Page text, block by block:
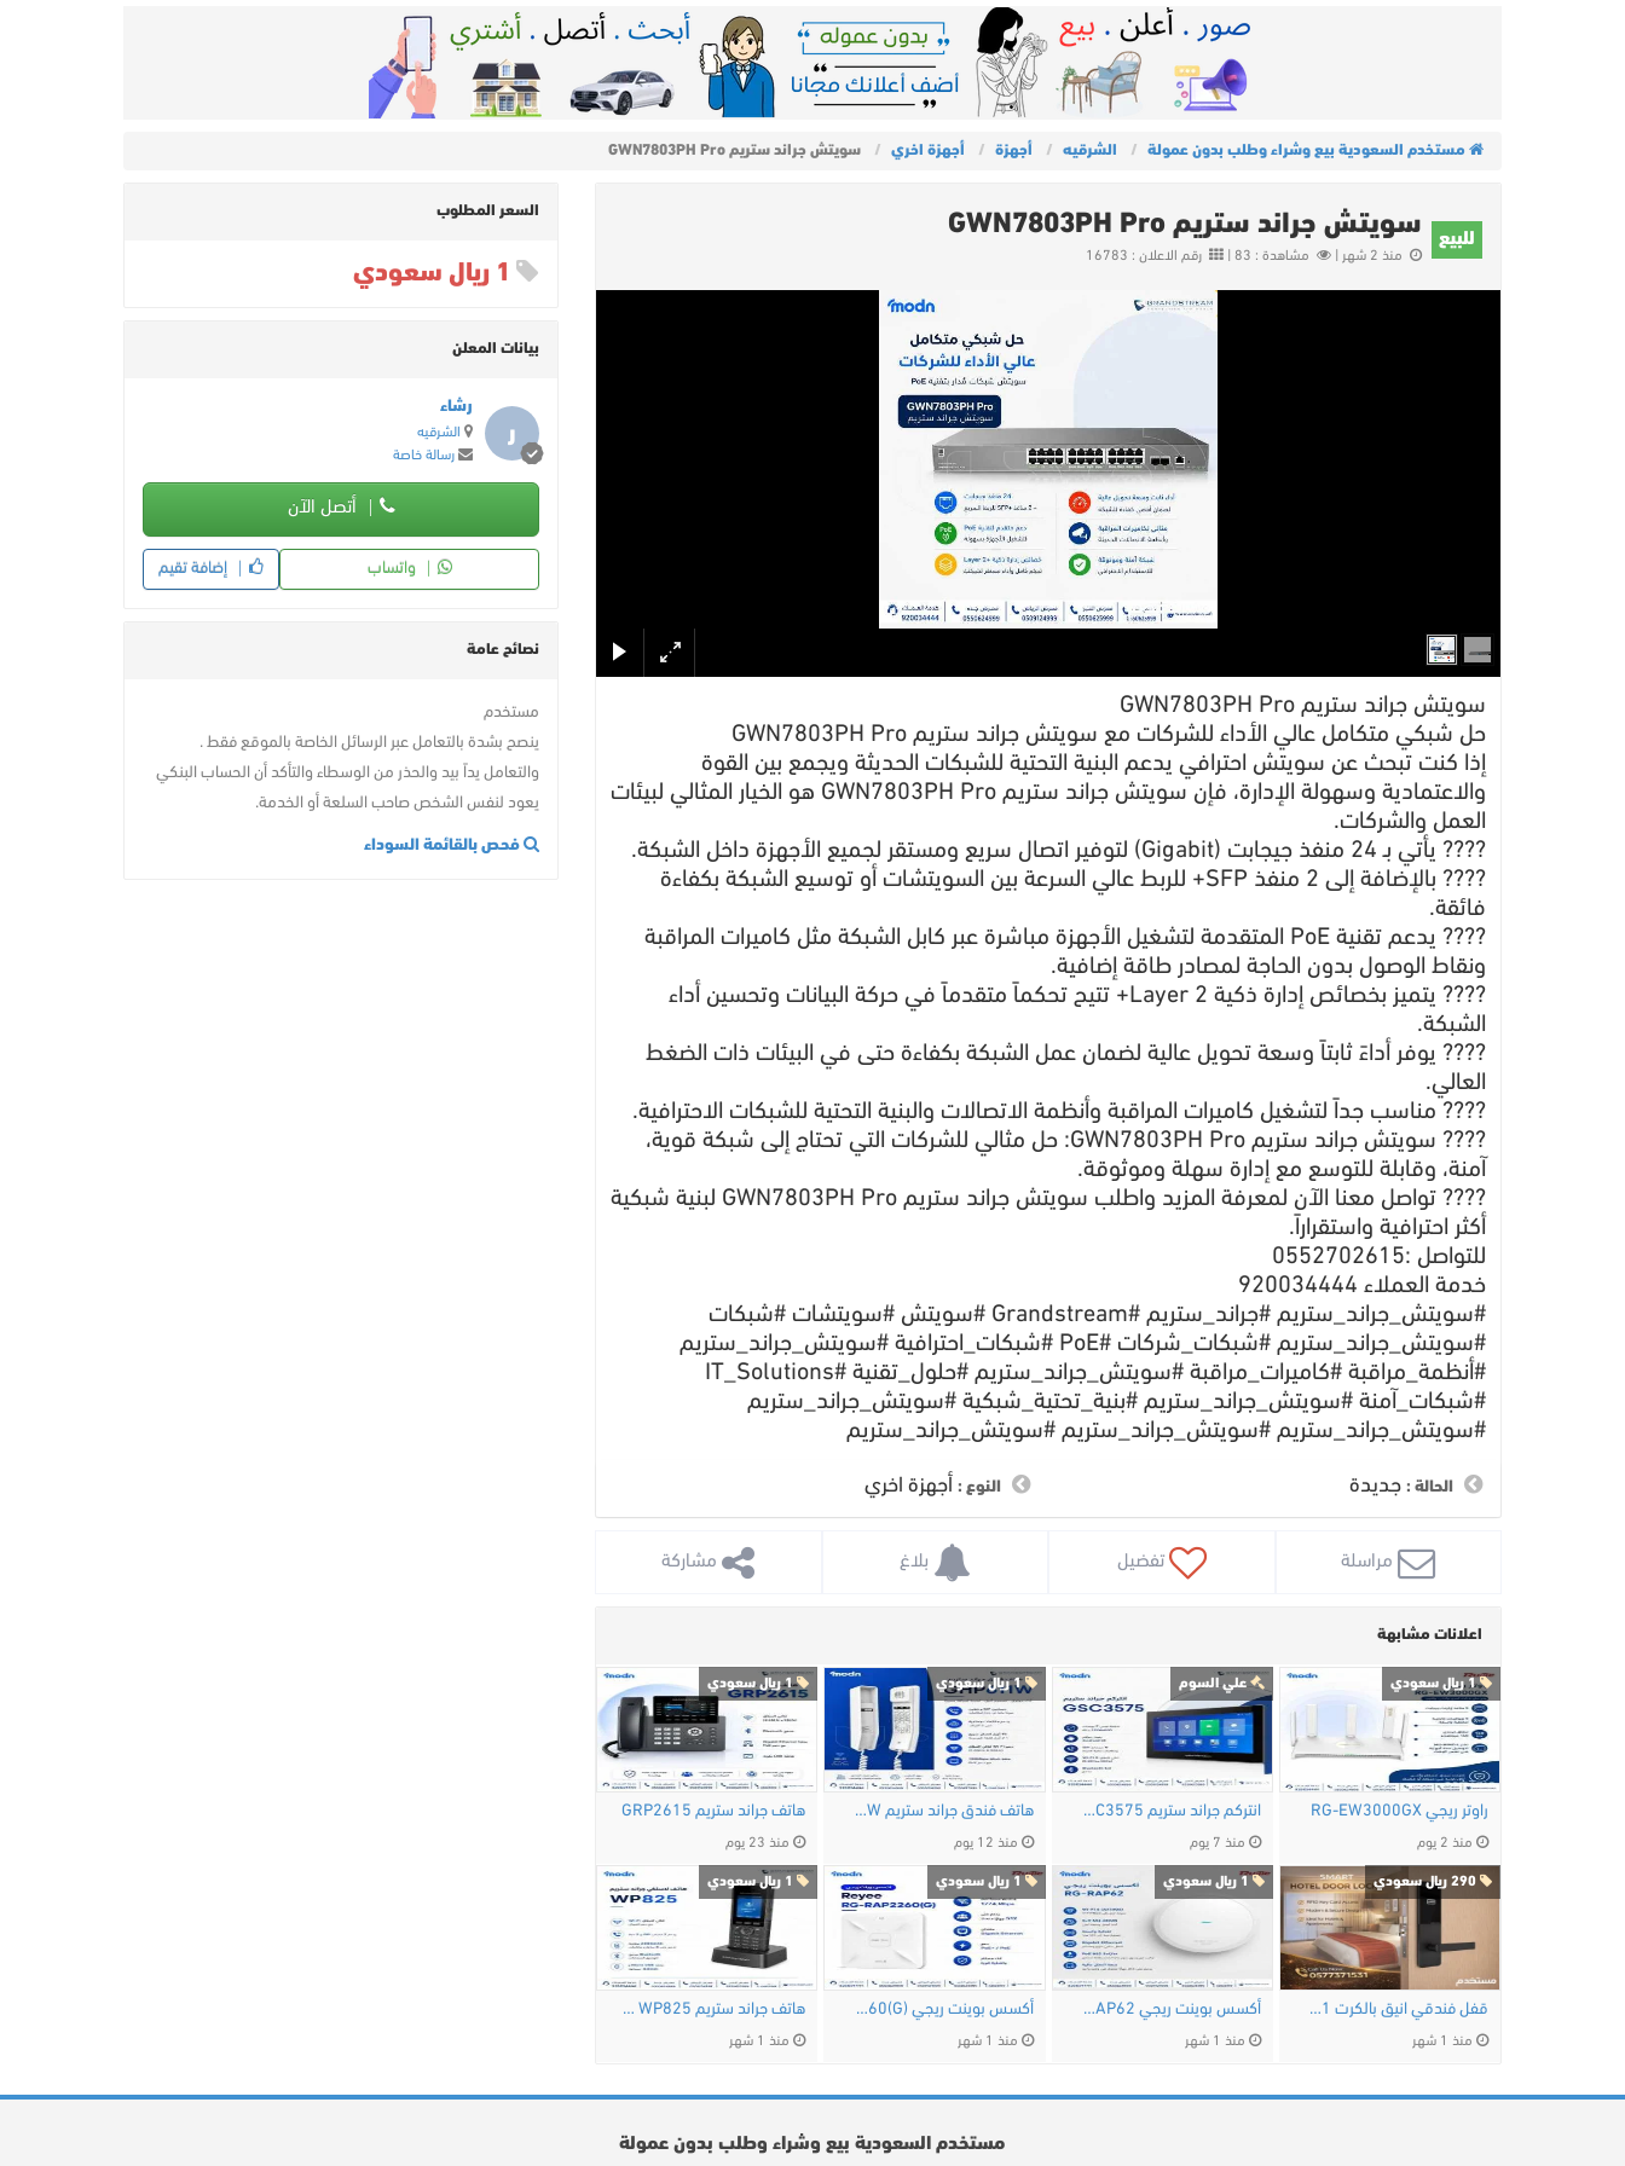
مستخدم السعودية بيع وشراء وطلب بدون عمولة الشرقيه أجهزة أجهزة اخري سويتش جراند ستريم GWN7803PH Pro
للبيع سويتش جراند ستريم GWN7803PH Pro
منذ 2 شهر | مشاهدة : 83 | رقم الاعلان : 16783
سويتش جراند ستريم GWN7803PH Pro
حل شبكي متكامل عالي الأداء للشركات مع سويتش جراند ستريم GWN7803PH Pro
إذا كنت تبحث عن سويتش احترافي يدعم البنية التحتية للشبكات الحديثة ويجمع بين القوة
والاعتمادية وسهولة الإدارة، فإن سويتش جراند ستريم GWN7803PH Pro هو الخيار المثالي لبيئات
العمل والشركات.
???? يأتي بـ 24 منفذ جيجابت (Gigabit) لتوفير اتصال سريع ومستقر لجميع الأجهزة داخل الشبكة.
???? بالإضافة إلى 2 منفذ SFP+ للربط عالي السرعة بين السويتشات أو توسيع الشبكة بكفاءة
فائقة.
???? يدعم تقنية PoE المتقدمة لتشغيل الأجهزة مباشرة عبر كابل الشبكة مثل كاميرات المراقبة
ونقاط الوصول بدون الحاجة لمصادر طاقة إضافية.
???? يتميز بخصائص إدارة ذكية Layer 2+ تتيح تحكماً متقدماً في حركة البيانات وتحسين أداء
الشبكة.
???? يوفر أداءً ثابتاً وسعة تحويل عالية لضمان عمل الشبكة بكفاءة حتى في البيئات ذات الضغط
العالي.
???? مناسب جداً لتشغيل كاميرات المراقبة وأنظمة الاتصالات والبنية التحتية للشبكات الاحترافية.
???? سويتش جراند ستريم GWN7803PH Pro: حل مثالي للشركات التي تحتاج إلى شبكة قوية،
آمنة، وقابلة للتوسع مع إدارة سهلة وموثوقة.
???? تواصل معنا الآن لمعرفة المزيد واطلب سويتش جراند ستريم GWN7803PH Pro لبنية شبكية
أكثر احترافية واستقراراً.
للتواصل :0552702615
خدمة العملاء 920034444
#سويتش_جراند_ستريم #جراند_ستريم #Grandstream #سويتش #سويتشات #شبكات
#سويتش_جراند_ستريم #شبكات_شركات #PoE #شبكات_احترافية #سويتش_جراند_ستريم
#أنظمة_مراقبة #كاميرات_مراقبة #سويتش_جراند_ستريم #حلول_تقنية #IT_Solutions
#شبكات_آمنة #سويتش_جراند_ستريم #بنية_تحتية_شبكية #سويتش_جراند_ستريم
#سويتش_جراند_ستريم #سويتش_جراند_ستريم #سويتش_جراند_ستريم
الحالة : جديدة النوع : أجهزة اخري
تفضيل مشاركة
اعلانات مشابهة
1 ريال سعودي
راوتر ريجي RG-EW3000GX
منذ 2 يوم
علي السوم
انتركم جراند ستريم GSC3575
منذ 7 يوم
1 ريال سعودي
هاتف فندق جراند ستريم GHP611W
منذ 12 يوم
1 ريال سعودي
هاتف جراند ستريم GRP2615
منذ 23 يوم
قفل فندقي انيق بالكرت 0577371531
منذ 1 شهر
أكسس بوينت ريجي Reyee RG-RAP62 هل تبحث عن أكسس …
منذ 1 شهر
أكسس بوينت ريجي Reyee RG-RAP2260(G) — الحل الأمثل …
منذ 1 شهر
1 ريال سعودي
هاتف جراند ستريم WP825 اللاسلكي تجربة اتصال …
منذ 1 شهر
السعر المطلوب
بيانات المعلن
ر
رشاء
الشرقيه
رسالة خاصة
أتصل الآن
واتساب إضافة تقيم
نصائح عامة
مستخدم
ينصح بشدة بالتعامل عبر الرسائل الخاصة بالموقع فقط .
والتعامل يداً بيد والحذر من الوسطاء والتأكد أن الحساب البنكي
يعود لنفس الشخص صاحب السلعة أو الخدمة.
فحص بالقائمة السوداء
مستخدم السعودية بيع وشراء وطلب بدون عمولة